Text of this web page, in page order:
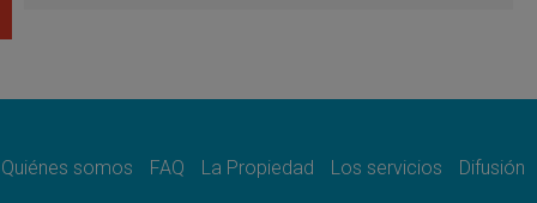
08.08.2026
07.08.2026
Quiénes somos FAQ La Propiedad Los servicios
Difusión